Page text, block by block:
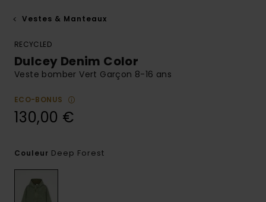
Vestes & Manteaux
RECYCLED
Dulcey Denim Color
Veste bomber Vert Garçon 8-16 ans
ECO-BONUS
130,00 €
Couleur Deep Forest